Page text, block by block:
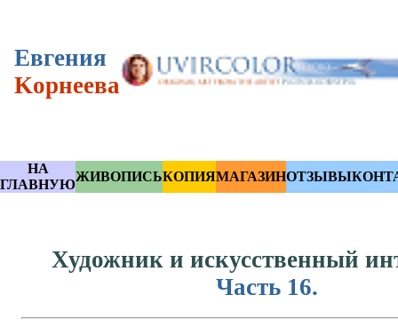
Eвгения
Kорнеева
НА
ГЛАВНУЮ
ЖИВОПИСЬКОПИЯМАГАЗИНОТЗЫВЫ
Художник и искусственный
Часть 16.